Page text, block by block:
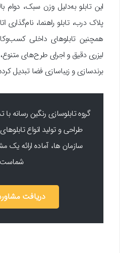
این تابلو به‌دلیل وزن سبک، دوام
پلاک درب، تابلو راهنما، نام‌گذاری
همچنین تابلوهای داخلی
لیزری دقیق و اجرای طرح‌های
برندسازی و زیباسازی فضا تبدیل
گروه تابلوسازی رنگین رسانه با
طراحی و تولید انواع
سازمان ها، آماده ارائه یک
دریافت